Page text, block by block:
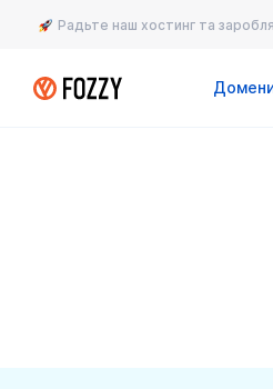
Радьте наш хостинг та